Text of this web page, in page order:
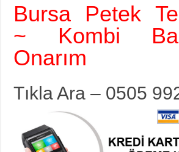
Bursa Petek
~ Kombi
Onarım
Tıkla Ara – 0505